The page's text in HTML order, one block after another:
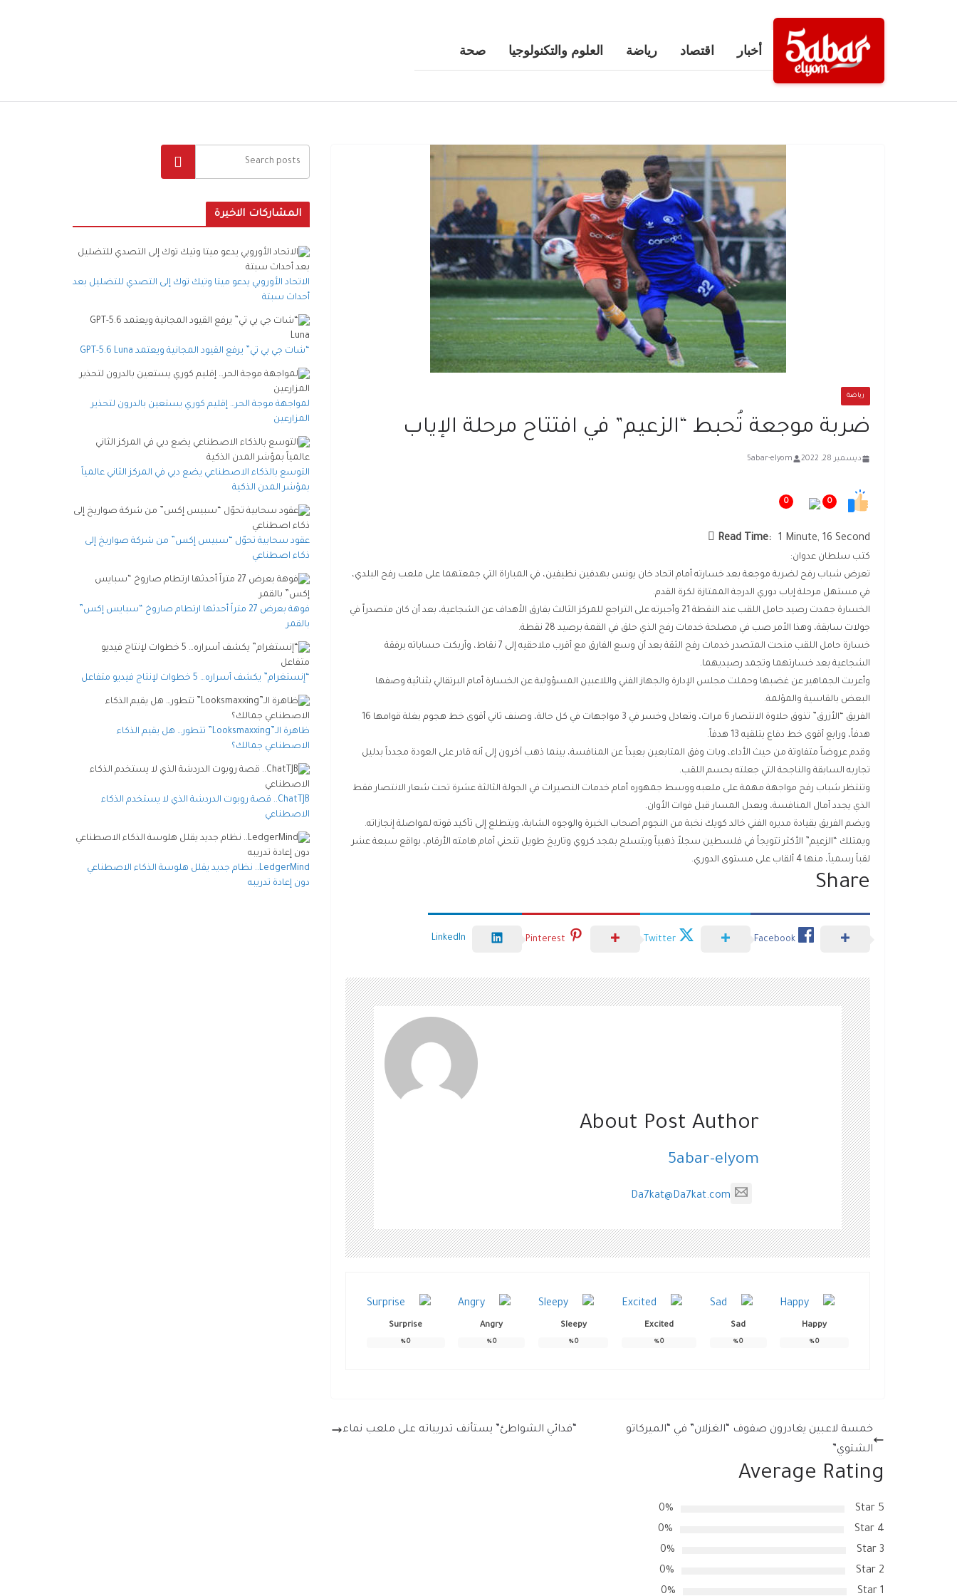
أخبار اقتصاد رياضة العلوم والتكنولوجيا صحة
رياضة
ضربة موجعة تُحبط “الزعيم” في افتتاح مرحلة الإياب
ديسمبر 28, 2022 5abar-elyom
0
0
Read Time: 1 Minute, 16 Second
كتب سلطان عدوان:
تعرض شباب رفح لضربة موجعة بعد خسارته أمام اتحاد خان يونس بهدفين نظيفين، في المباراة التي جمعتهما على ملعب رفح البلدي،
في مستهل مرحلة إياب دوري الدرجة الممتازة لكرة القدم.
الخسارة جمدت رصيد حامل اللقب عند النقطة 21 وأجبرته على التراجع للمركز الثالث بفارق الأهداف عن الشجاعية، بعد أن كان متصدراً في
جولات سابقة، وهذا الأمر صب في مصلحة خدمات رفح الذي حلق في القمة برصيد 28 نقطة.
خسارة حامل اللقب منحت المتصدر خدمات رفح الثقة بعد أن وسع الفارق مع أقرب ملاحقيه إلى 7 نقاط، وأربكت حساباته برفقة
الشجاعية بعد خسارتهما وتجمد رصيديهما.
وأعربت الجماهير عن غضبها وحملت مجلس الإدارة والجهاز الفني واللاعبين المسؤولية عن الخسارة أمام البرتقالي بثنائية وصفها
البعض بالقاسية والمؤلمة.
الفريق “الأزرق” تذوق حلاوة الانتصار 6 مرات، وتعادل وخسر في 3 مواجهات في كل حالة، وصنف ثاني أقوى خط هجوم بغلة قوامها 16
هدفاً، ورابع أقوى خط دفاع بتلقيه 13 هدفاً.
وقدم عروضاً متفاوتة من حيث الأداء، وبات وفق المتابعين بعيداً عن المنافسة، بينما ذهب آخرون إلى أنه قادر على العودة مجدداً بدليل
تجاربه السابقة والناجحة التي جعلته يحسم اللقب.
وتنتظر شباب رفح مواجهة مهمة على ملعبه ووسط جمهوره أمام خدمات النصيرات في الجولة الثالثة عشرة تحت شعار الانتصار فقط
الذي يجدد آمال المنافسة، ويعدل المسار قبل فوات الأوان.
ويضم الفريق بقيادة مديره الفني خالد كويك نخبة من النجوم أصحاب الخبرة والوجوه الشابة، ويتطلع إلى تأكيد قوته لمواصلة إنجازاته.
ويمتلك “الزعيم” الأكثر تتويجاً في فلسطين سجلاً ذهبياً ويتسلح بمجد كروي وتاريخ طويل تنحني أمام هامته الأرقام، بواقع سبعة عشر
لقباً رسمياً، منها 4 ألقاب على مستوى الدوري.
Share
Facebook
Twitter
Pinterest
LinkedIn
About Post Author
5abar-elyom
Da7kat@Da7kat.com
Happy
0
%
Sad
0
%
Excited
0
%
Sleepy
0
%
Angry
0
%
Surprise
0
%
خمسة لاعبين يغادرون صفوف “الغزلان” في “الميركاتو
الشتوي”
“فدائي الشواطئ” يستأنف تدريباته على ملعب نماء
Average Rating
5 Star
0%
4 Star
0%
3 Star
0%
2 Star
0%
1 Star
0%
المشاركات الاخيرة
الاتحاد الأوروبي يدعو ميتا وتيك توك إلى التصدي للتضليل بعد
أحداث سبتة
“شات جي بي تي” يرفع القيود المجانية ويعتمد GPT-5.6 Luna
لمواجهة موجة الحر… إقليم كوري يستعين بالدرون لتحذير
المزارعين
التوسع بالذكاء الاصطناعي يضع دبي في المركز الثاني عالمياً
بمؤشر المدن الذكية
عقود سحابية تحوّل “سبيس إكس” من شركة صواريخ إلى
ذكاء اصطناعي
فوهة بعرض 27 متراً أحدثها ارتطام صاروخ “سبايس إكس”
بالقمر
“إنستغرام” يكشف أسراره… 5 خطوات لإنتاج فيديو متفاعل
ظاهرة الـ”Looksmaxxing” تتطور… هل يقيم الذكاء
الاصطناعي جمالك؟
ChatTJB.. قصة روبوت الدردشة الذي لا يستخدم الذكاء
الاصطناعي
LedgerMind.. نظام جديد يقلل هلوسة الذكاء الاصطناعي
دون إعادة تدريبه